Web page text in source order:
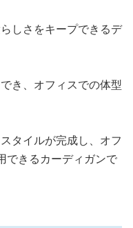
しさをキープできるデ
き、オフィスでの体型
タイルが完成し、オフ
できるカーディガンで